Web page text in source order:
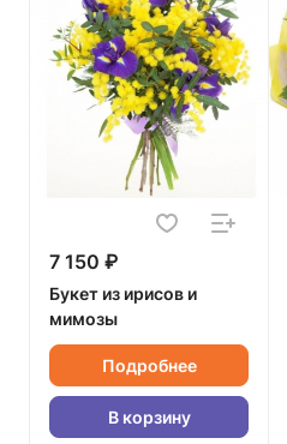
7 150 ₽
Букет из ирисов и
мимозы
Подробнее
В корзину